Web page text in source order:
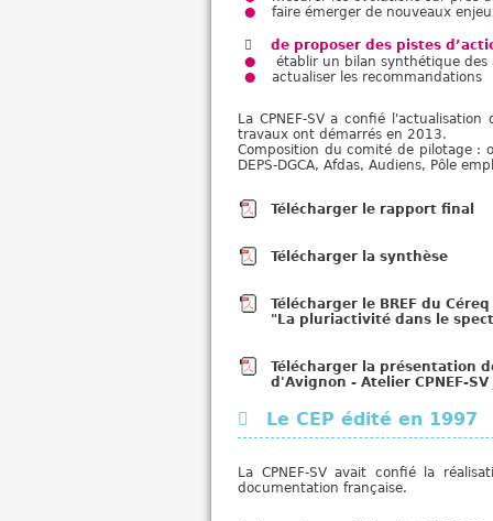
faire émerger de nouveaux
de proposer des pistes
établir un bilan synthétique
actualiser les recommandations
La CPNEF-SV a confié
travaux ont démarrés en 2013.
Composition du comité de pilotage :
DEPS-DGCA, Afdas, Audiens, Pôle
Télécharger le rapport final
Télécharger la synthèse
Télécharger le BREF du Céreq
"La pluriactivité dans le
Télécharger la présentation
d'Avignon - Atelier CPNEF-
Le CEP édité en 1997
La CPNEF-SV avait confié la
documentation française.